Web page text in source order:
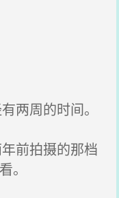
两周的时间。
前拍摄的那档
。